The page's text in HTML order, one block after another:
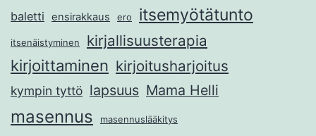
baletti ensirakkaus ero itsemyötätunto
itsenäistyminen kirjallisuusterapia
kirjoittaminen kirjoitusharjoitus
kympin tyttö lapsuus Mama Helli
masennus masennuslääkitys